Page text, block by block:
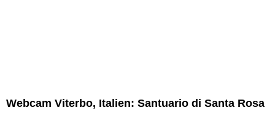
Webcam Viterbo, Italien: Santuario di Santa Rosa